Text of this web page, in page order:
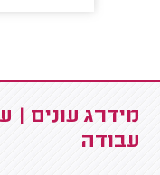
מידרג עונים |
עבודה